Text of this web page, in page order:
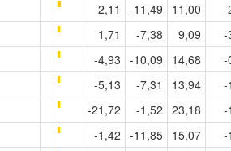
2,11 -11,49 11,00
-
1,71 -7,38 9,09
-
-4,93 -10,09 14,68
-
-5,13 -7,31 13,94
-
-21,72 -1,52 23,18
-
-1,42 -11,85 15,07
-